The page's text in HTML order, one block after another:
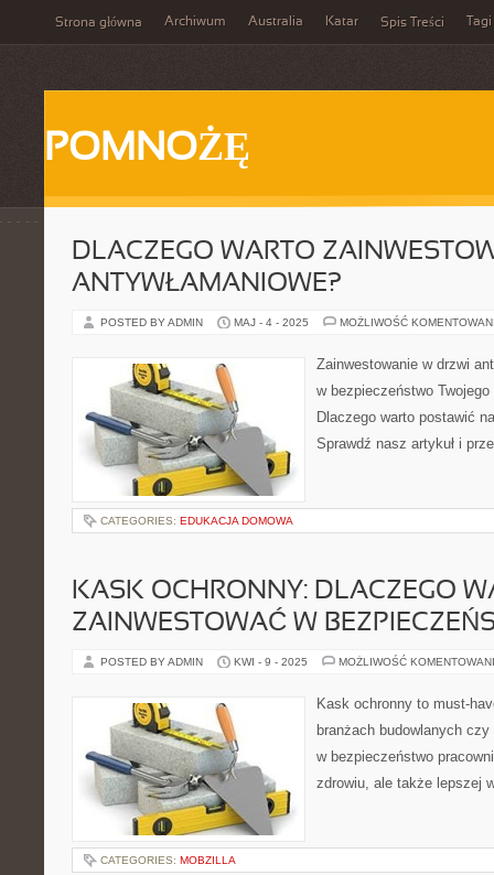
Strona główna Archiwum Australia Katar Spis Treści Tagi
POMNOŻĘ
DLACZEGO WARTO
ANTYWŁAMANIOWE?
POSTED BY ADMIN MAJ - 4 - 2025 MOŻLIWOŚĆ
Zainwestowanie w drzwi
w bezpieczeństwo
Dlaczego warto postawić
Sprawdź nasz artykuł i
CATEGORIES: EDUKACJA DOMOWA
KASK OCHRONNY: DLACZEGO
ZAINWESTOWAĆ W
POSTED BY ADMIN KWI - 9 - 2025 MOŻLIWOŚĆ
Kask ochronny to must-
branżach budowlanych
w bezpieczeństwo
zdrowiu, ale także lepszej
CATEGORIES: MOBZILLA